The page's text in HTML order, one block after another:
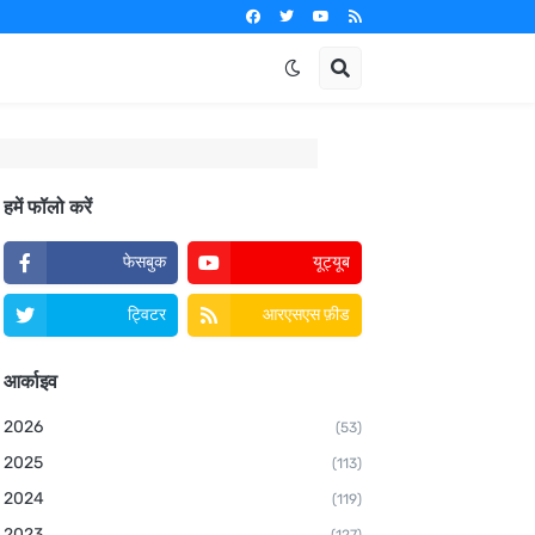
हमें फॉलो करें
फेसबुक यूट्यूब
ट्विटर आरएसएस फ़ीड
आर्काइव
2026 (53)
2025 (113)
2024 (119)